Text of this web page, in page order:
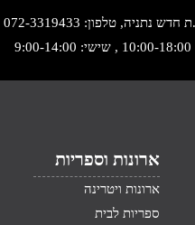
072-3319433
ארונות וספריות
ארונות ויטרינה
ספריות לבית